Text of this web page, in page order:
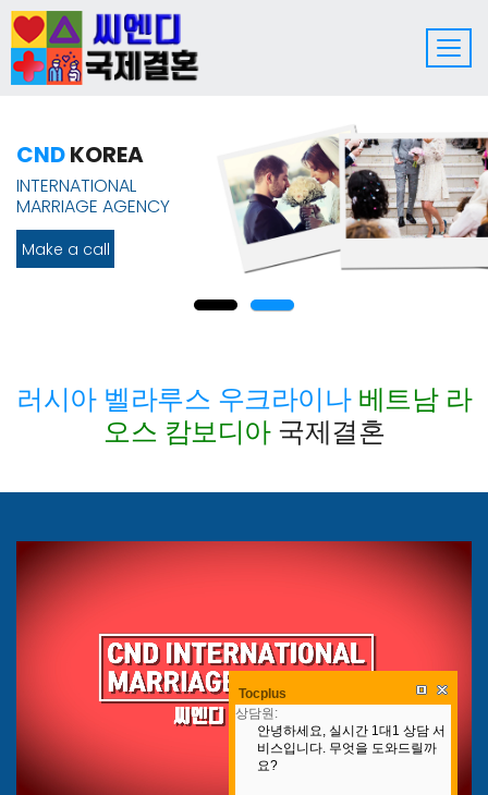
씨엔디코리아
러시아 벨라루스 우크라이나
베트남 라오스 캄보디아
상담전화
CNDKOREA
INTERNATIONAL
MARRIAGE AGENCY
Make a call
러시아 벨라루스 우크라이나 베트남 라
오스 캄보디아국제결혼
Tocplus